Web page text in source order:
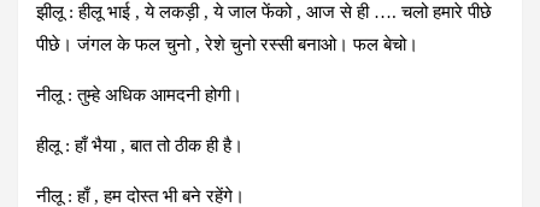
झीलू : हीलू भाई , ये लकड़ी , ये जाल फेंको , आज से ही …. चलो हमारे पीछे
पीछे। जंगल के फल चुनो , रेशे चुनो रस्सी बनाओ। फल बेचो।
नीलू : तुम्हे अधिक आमदनी होगी।
हीलू : हाँ भैया , बात तो ठीक ही है।
नीलू : हाँ , हम दोस्त भी बने रहेंगे।